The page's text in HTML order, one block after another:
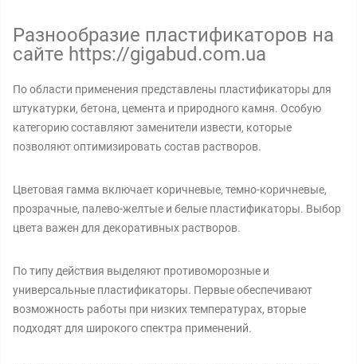
Разнообразие пластификаторов на
сайте https://gigabud.com.ua
По области применения представлены пластификаторы для
штукатурки, бетона, цемента и природного камня. Особую
категорию составляют заменители извести, которые
позволяют оптимизировать состав растворов.
Цветовая гамма включает коричневые, темно-коричневые,
прозрачные, палево-желтые и белые пластификаторы. Выбор
цвета важен для декоративных растворов.
По типу действия выделяют противоморозные и
универсальные пластификаторы. Первые обеспечивают
возможность работы при низких температурах, вторые
подходят для широкого спектра применений.